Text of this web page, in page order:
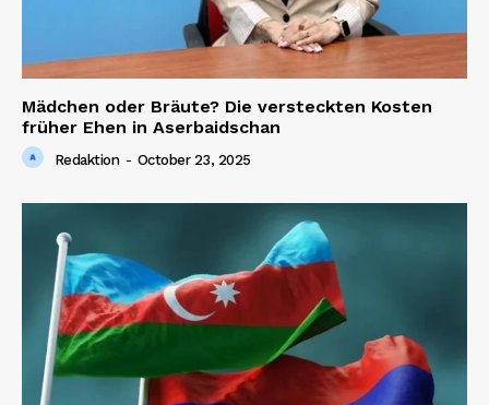
Mädchen oder Bräute? Die versteckten Kosten
früher Ehen in Aserbaidschan
Redaktion - October 23, 2025